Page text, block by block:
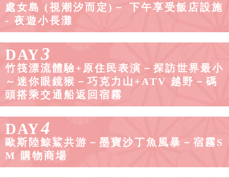
處女島 (視潮汐而定)－ 下午享受飯店設施
- 夜遊小長灘
DAY3
竹筏漂流體驗+原住民表演－探訪世界最小
～迷你眼鏡猴－巧克力山+ATV 越野－碼
頭搭乘交通船返回宿霧
DAY4
歐斯陸鯨鯊共游－墨寶沙丁魚風暴－宿霧S
M 購物商場